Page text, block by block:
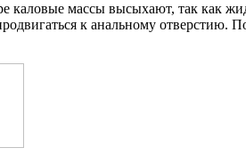
каловые массы высыхают, так как
к анальному отверстию.